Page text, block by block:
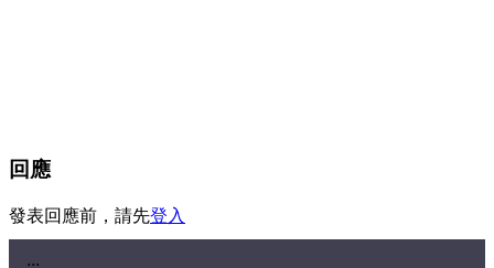
回應
發表回應前，請先登入